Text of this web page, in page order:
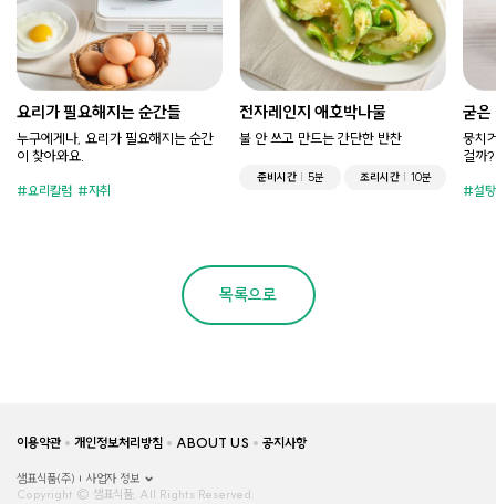
요리가 필요해지는 순간들
누구에게나, 요리가 필요해지는 순간
이 찾아와요.
요리칼럼 자취
전자레인지 애호박나물
불 안 쓰고 만드는 간단한 반찬
준비시간 5분 조리시간 10분
굳은
뭉치
걸까?
설탕
목록으로
이용약관 개인정보처리방침 ABOUT US 공지사항
샘표식품(주)
사업자 정보
Copyright © 샘표식품, All Rights Reserved.